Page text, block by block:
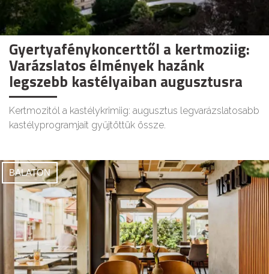
Gyertyafénykoncerttől a kertmoziig:
Varázslatos élmények hazánk
legszebb kastélyaiban augusztusra
Kertmozitól a kastélykrimiig: augusztus legvarázslatosabb
kastélyprogramjait gyűjtöttük össze.
BALATON